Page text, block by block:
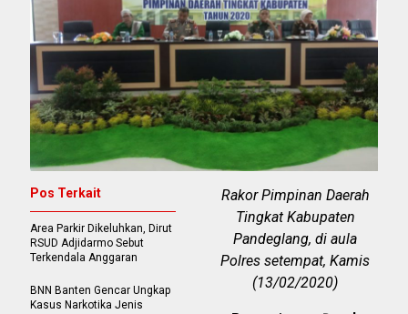
Rakor Pimpinan Daerah
Tingkat Kabupaten
Pandeglang, di aula
Polres setempat, Kamis
(13/02/2020)
Pos Terkait
Area Parkir Dikeluhkan, Dirut
RSUD Adjidarmo Sebut
Terkendala Anggaran
BNN Banten Gencar Ungkap
Kasus Narkotika Jenis